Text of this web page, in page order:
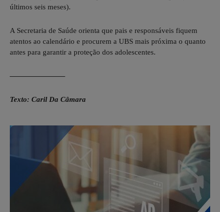
últimos seis meses).
A Secretaria de Saúde orienta que pais e responsáveis fiquem
atentos ao calendário e procurem a UBS mais próxima o quanto
antes para garantir a proteção dos adolescentes.
———————–
Texto: Caril Da Câmara